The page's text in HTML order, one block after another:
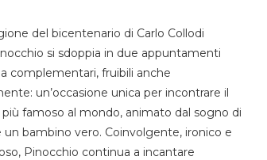
del bicentenario di Carlo Collodi
si sdoppia in due appuntamenti
complementari, fruibili anche
un’occasione unica per incontrare il
famoso al mondo, animato dal sogno di
un bambino vero. Coinvolgente, ironico e
Pinocchio continua a incantare